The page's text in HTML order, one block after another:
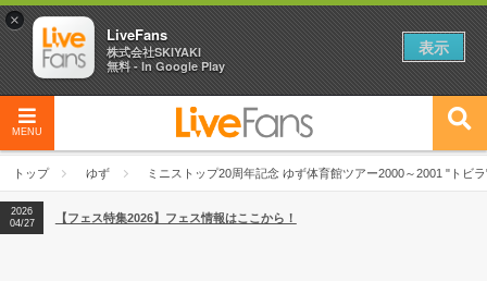
MENU
トップ ゆず ミニストップ20周年記念 ゆず体育館ツアー2000～2001 "トビ
2026
04/27
2026
【ライブ動員ランキング】2026年上半期編発表！
2026
04/27
【フェス特集2026】フェス情報はここから！
×
LiveFans
株式会社SKIYAKI
無料 - In Google Play
表示